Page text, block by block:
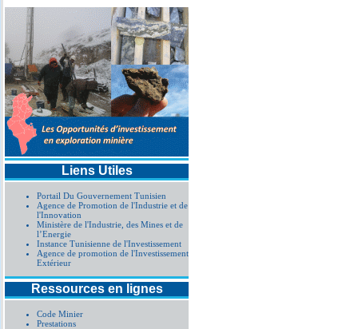
Liens Utiles
Portail Du Gouvernement Tunisien
Agence de Promotion de l'Industrie et de
l'Innovation
Ministère de l'Industrie, des Mines et de
l’Energie
Instance Tunisienne de l'Investissement
Agence de promotion de l'Investissement
Extérieur
Ressources en lignes
Code Minier
Prestations